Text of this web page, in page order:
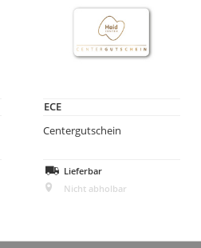
ECE
Centergutschein
Lieferbar
Nicht abholbar